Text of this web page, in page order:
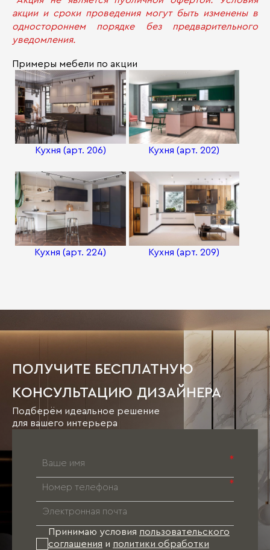
акции и сроки проведения могут быть изменены в
одностороннем порядке без предварительного
уведомления.
Примеры мебели по акции
Кухня (арт. 206) Кухня (арт. 202)
Кухня (арт. 224) Кухня (арт. 209)
ПОЛУЧИТЕ БЕСПЛАТНУЮ
КОНСУЛЬТАЦИЮ ДИЗАЙНЕРА
Подберём идеальное решение
для вашего интерьера
*
*
Принимаю условия пользовательского
соглашения и политики обработки